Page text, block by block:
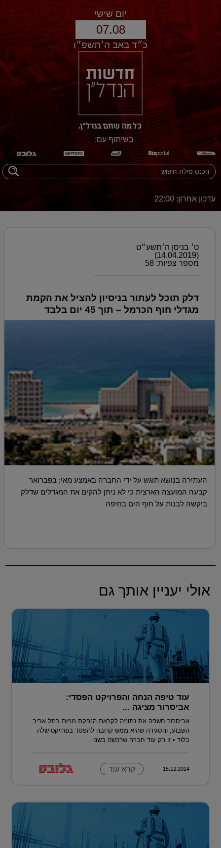
יום שישי
07.08
כ״ד באב ה׳תשפ״ו
בשיתוף עם:
עדכון אחרון: 22:00
ט׳ בניסן ה׳תשע״ט
(14.04.2019)
מספר צפיות: 58
דלק תוכל לעתור בניסיון להציל את הקמת
מגדלי חוף הכרמל – תוך 45 יום בלבד
העתירה בנושא תוגש על ידי החברה באמצע מאי; בפברואר
קבעה המועצה הארצית כי לא ניתן להקים את המגדלים שדלק
ביקשה לבנות על חוף הים בחיפה
אולי יעניין אותך גם
עוד טיפה הנחה והפרויקט הפסדי:
אביסרור מציגה ...
אביסרור חשפה את נתוניה לקראת הנפקת מניות בתל אביב
השבוע, והסגירה שהיא ממש קרובה להפסד בפרויקט שלה
בלוד • זו רק עוד חברה שרכשה בשנו...
15.12.2024 קרא עוד